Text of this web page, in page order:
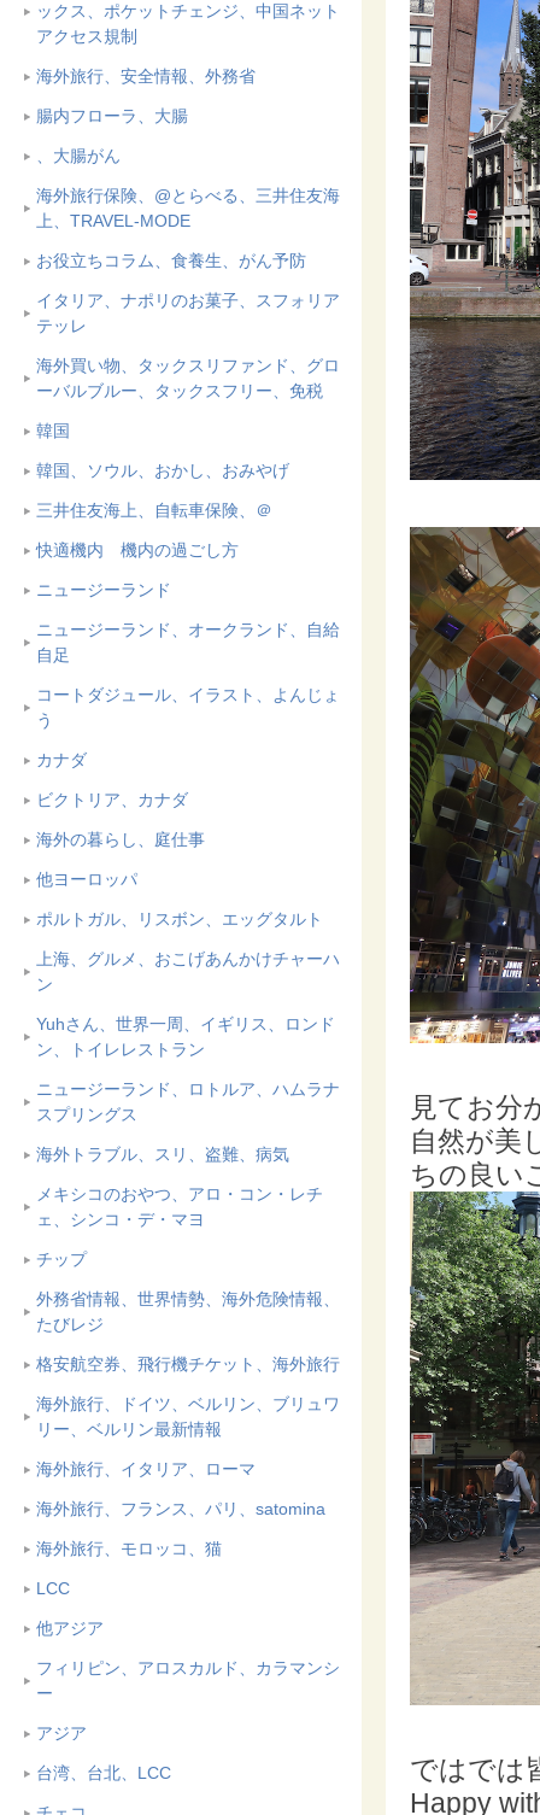
ックス、ポケットチェンジ、中国ネット
アクセス規制
海外旅行、安全情報、外務省
腸内フローラ、大腸
、大腸がん
海外旅行保険、@とらべる、三井住友海
上、TRAVEL-MODE
お役立ちコラム、食養生、がん予防
イタリア、ナポリのお菓子、スフォリア
テッレ
海外買い物、タックスリファンド、グロ
ーバルブルー、タックスフリー、免税
韓国
韓国、ソウル、おかし、おみやげ
三井住友海上、自転車保険、＠
快適機内 機内の過ごし方
ニュージーランド
ニュージーランド、オークランド、自給
自足
コートダジュール、イラスト、よんじょ
う
カナダ
ビクトリア、カナダ
海外の暮らし、庭仕事
他ヨーロッパ
ポルトガル、リスボン、エッグタルト
上海、グルメ、おこげあんかけチャーハ
ン
Yuhさん、世界一周、イギリス、ロンド
ン、トイレレストラン
ニュージーランド、ロトルア、ハムラナ
スプリングス
海外トラブル、スリ、盗難、病気
メキシコのおやつ、アロ・コン・レチ
ェ、シンコ・デ・マヨ
チップ
外務省情報、世界情勢、海外危険情報、
たびレジ
格安航空券、飛行機チケット、海外旅行
海外旅行、ドイツ、ベルリン、ブリュワ
リー、ベルリン最新情報
海外旅行、イタリア、ローマ
海外旅行、フランス、パリ、satomina
海外旅行、モロッコ、猫
LCC
他アジア
フィリピン、アロスカルド、カラマンシ
ー
アジア
台湾、台北、LCC
見てお分
自然が美
ちの良い
ではでは
Happy